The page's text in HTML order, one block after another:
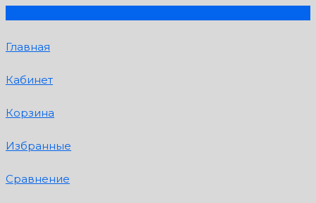
Главная
Кабинет
Корзина
Избранные
Сравнение